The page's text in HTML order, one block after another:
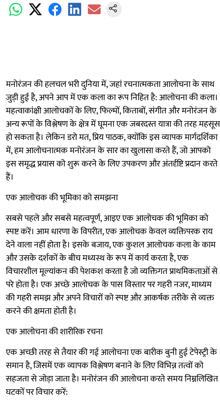
मनोरंजन की हलचल भरी दुनिया में, जहां रचनात्मकता आलोचना के साथ
जुड़ी हुई है, अपने आप में एक कला का रूप निहित है: आलोचना की कला।
महत्वाकांक्षी आलोचकों के लिए, फिल्मों, किताबों, संगीत और मनोरंजन के
अन्य रूपों के विश्लेषण के क्षेत्र में घूमना एक जबरदस्त यात्रा की तरह महसूस
हो सकता है। लेकिन डरो मत, प्रिय पाठक, क्योंकि इस व्यापक मार्गदर्शिका
में, हम आलोचनात्मक मनोरंजन के सार का खुलासा करते हैं, जो आपको
इस समृद्ध प्रयास को शुरू करने के लिए उपकरण और अंतर्दृष्टि प्रदान करते
हैं।
एक आलोचक की भूमिका को समझना
सबसे पहले और सबसे महत्वपूर्ण, आइए एक आलोचक की भूमिका को
स्पष्ट करें। आम धारणा के विपरीत, एक आलोचक केवल व्यक्तिपरक राय
देने वाला नहीं होता है। इसके बजाय, एक कुशल आलोचक कला के काम
और उसके दर्शकों के बीच मध्यस्थ के रूप में कार्य करता है, एक
विचारशील मूल्यांकन की पेशकश करता है जो व्यक्तिगत प्राथमिकताओं से
परे होता है। एक अच्छे आलोचक के पास विस्तार पर गहरी नजर, माध्यम
की गहरी समझ और अपने विचारों को स्पष्ट और आकर्षक तरीके से व्यक्त
करने की क्षमता होती है।
एक आलोचना की शारीरिक रचना
एक अच्छी तरह से तैयार की गई आलोचना एक बारीक बुनी हुई टेपेस्ट्री के
समान है, जिसमें एक व्यापक विश्लेषण बनाने के लिए विभिन्न तत्वों को
सहजता से जोड़ा जाता है। मनोरंजन की आलोचना करते समय निम्नलिखित
घटकों पर विचार करें: